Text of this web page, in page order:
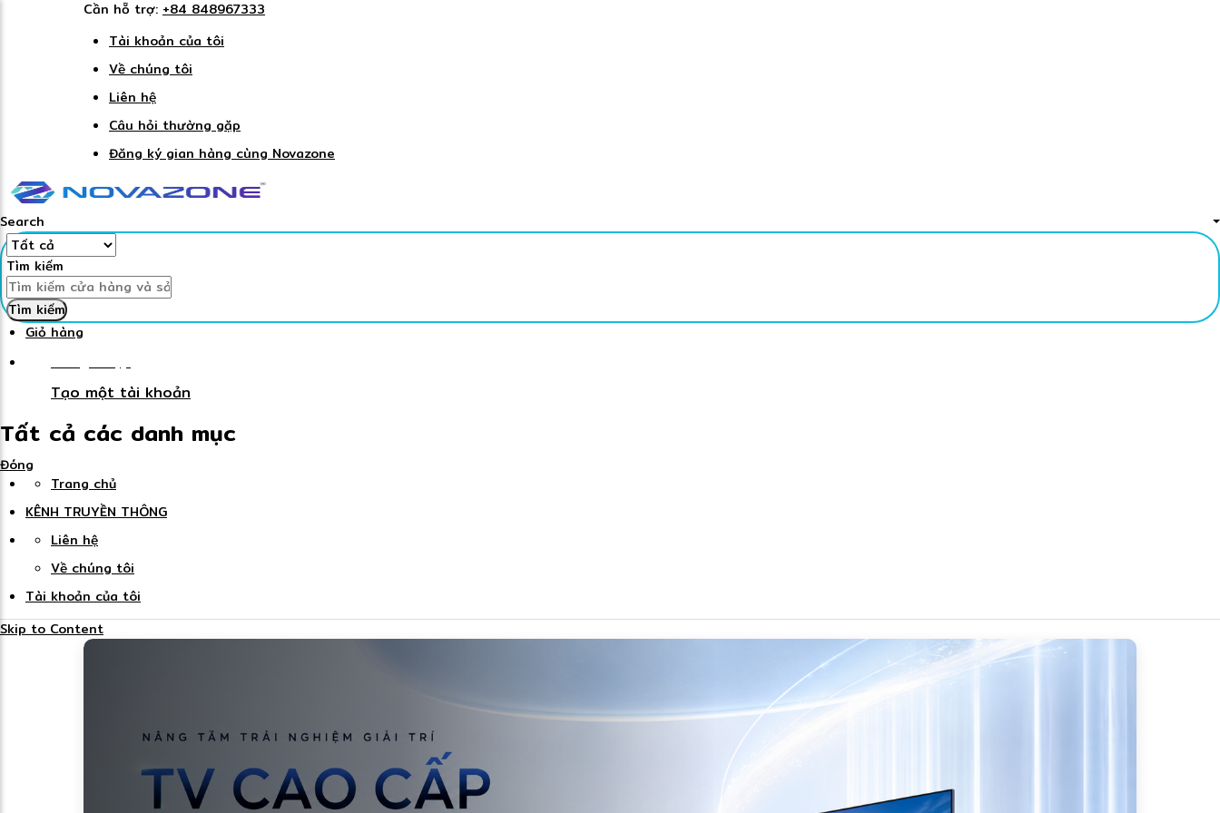
Cần hỗ trợ: +84 848967333
Tài khoản của tôi
Về chúng tôi
Liên hệ
Câu hỏi thường gặp
Đăng ký gian hàng cùng Novazone
Search
Tìm kiếm
Tìm kiếm
Giỏ hàng
Đăng nhập
Tạo một tài khoản
Tất cả các danh mục
Đóng
Trang chủ
KÊNH TRUYỀN THÔNG
Liên hệ
Về chúng tôi
Tài khoản của tôi
Skip to Content